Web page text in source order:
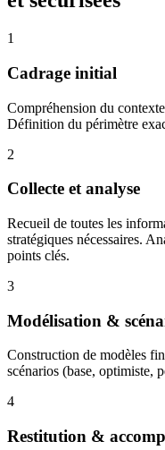
1
Cadrage initial
Compréhension du
Définition du périmètre
2
Collecte et analyse
Recueil de toutes les
stratégiques nécessaires.
points clés.
3
Modélisation &
Construction de modèles
scénarios (base, optimiste,
4
Restitution &